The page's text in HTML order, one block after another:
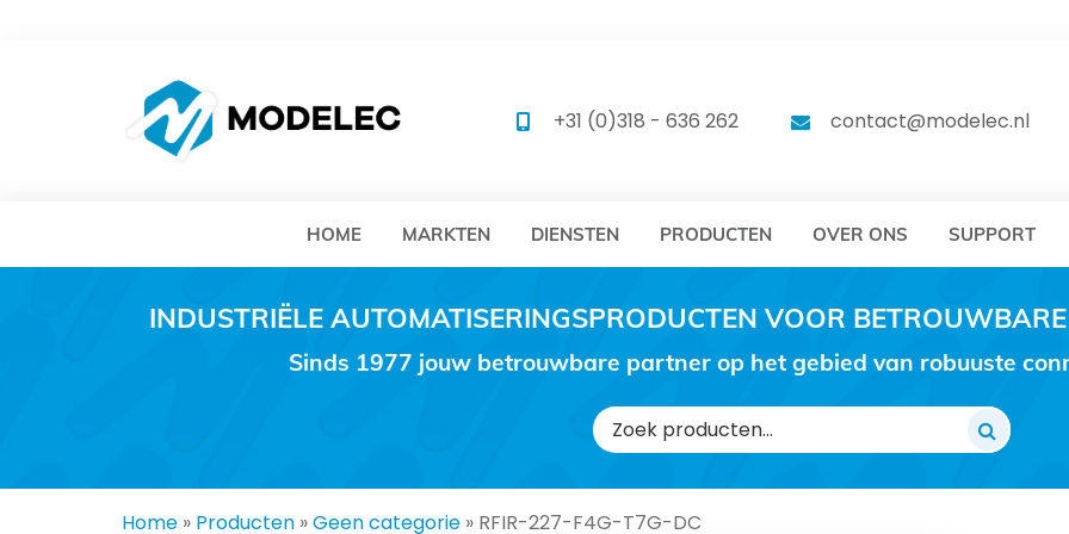
MODELEC MODELEC
+31 (0)318 - 636 262 contact@modelec.nl
HOME MARKTEN DIENSTEN PRODUCTEN OVER ONS SUPPORT
INDUSTRIËLE AUTOMATISERINGSPRODUCTEN VOOR
Sinds 1977 jouw betrouwbare partner op het gebied van robuuste
Zoeken
naar:
Home » Producten »Geen categorie » RFIR-227-F4G-T7G-DC